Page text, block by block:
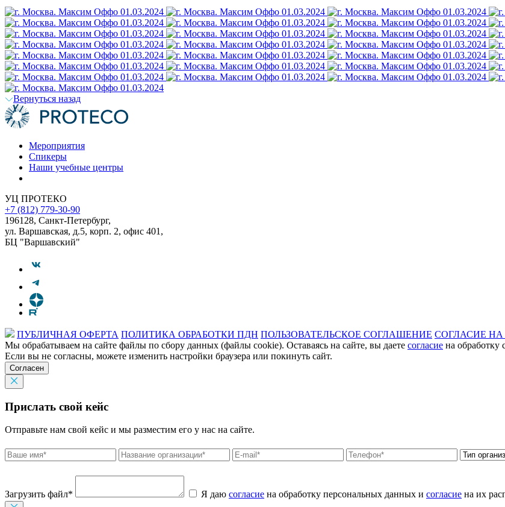
Вернуться назад
Мероприятия
Спикеры
Наши учебные центры
УЦ ПРОТЕКО
+7 (812) 779-30-90
196128, Санкт-Петербург,
ул. Варшавская, д.5, корп. 2, офис 401,
БЦ "Варшавский"
ПУБЛИЧНАЯ ОФЕРТА ПОЛИТИКА ОБРАБОТКИ ПДН ПОЛЬЗОВАТЕЛЬСКОЕ СОГЛАШЕНИЕ СОГЛАСИЕ
Мы обрабатываем на сайте файлы по сбору данных (файлы cookie). Оставаясь на сайте, вы даете согласие на обработку
Если вы не согласны, можете изменить настройки браузера или покинуть сайт.
Согласен
Прислать свой кейс
Отправьте нам свой кейс и мы разместим его у нас на сайте.
Загрузить файл* Я даю согласие на обработку персональных данных и согласие на их